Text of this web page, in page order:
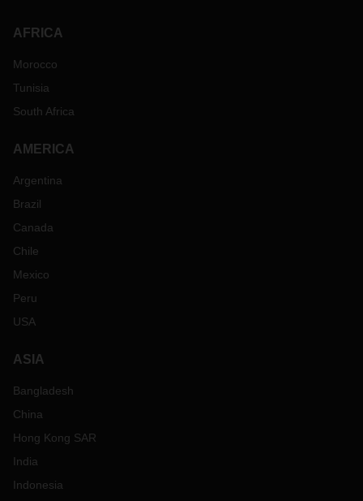
AFRICA
Morocco
Tunisia
South Africa
AMERICA
Argentina
Brazil
Canada
Chile
Mexico
Peru
USA
ASIA
Bangladesh
China
Hong Kong SAR
India
Indonesia